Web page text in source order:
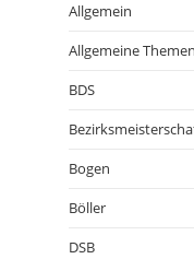
Allgemein
Allgemeine Themen
BDS
Bogen
Böller
DSB